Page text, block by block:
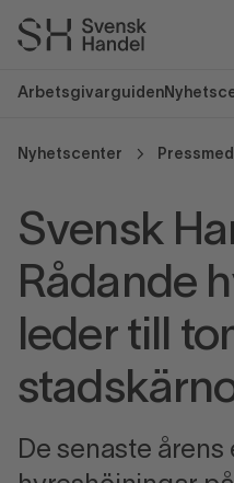
Arbetsgivarguiden
Nyhetscenter
Svensk
Rådande
leder till
De senaste årens